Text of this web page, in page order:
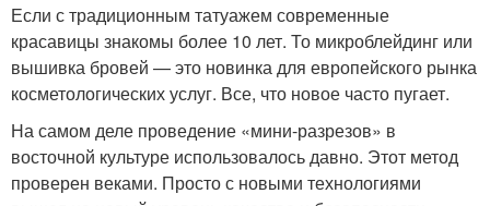
Если с традиционным татуажем современные
красавицы знакомы более 10 лет. То микроблейдинг или
вышивка бровей — это новинка для европейского рынка
косметологических услуг. Все, что новое часто пугает.
На самом деле проведение «мини-разрезов» в
восточной культуре использовалось давно. Этот метод
проверен веками. Просто с новыми технологиями